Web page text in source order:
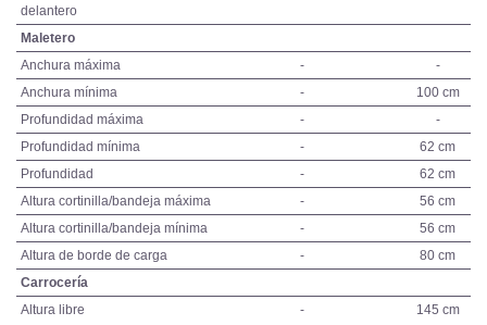
delantero
Maletero
Anchura máxima
-
-
Anchura mínima
-
100 cm
Profundidad máxima
-
-
Profundidad mínima
-
62 cm
Profundidad
-
62 cm
Altura cortinilla/bandeja máxima
-
56 cm
Altura cortinilla/bandeja mínima
-
56 cm
Altura de borde de carga
-
80 cm
Carrocería
Altura libre
- 145 cm